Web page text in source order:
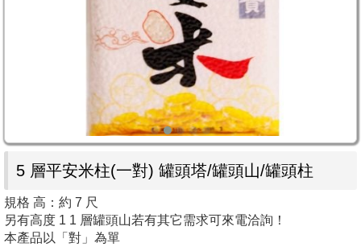
5 層平安米柱(一對) 罐頭塔/罐頭山/罐頭柱
規格 高：約 7 尺
另有高度 1 1 層罐頭山若有其它需求可來電洽詢！
本產品以「對」為單